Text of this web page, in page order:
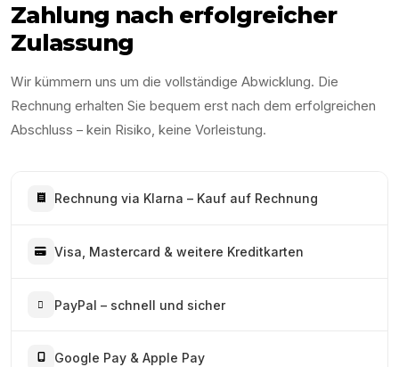
Zahlung nach erfolgreicher
Zulassung
Wir kümmern uns um die vollständige Abwicklung. Die
Rechnung erhalten Sie bequem erst nach dem erfolgreichen
Abschluss – kein Risiko, keine Vorleistung.
Rechnung via Klarna – Kauf auf Rechnung
Visa, Mastercard & weitere Kreditkarten
PayPal – schnell und sicher
Google Pay & Apple Pay